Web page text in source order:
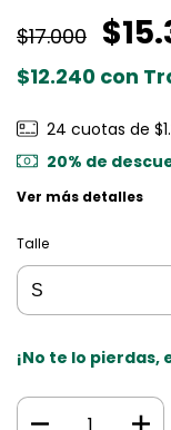
$17.000
$12.240 con
24 cuotas de
20% de
Ver más detalles
Talle
¡No te lo pierdas,